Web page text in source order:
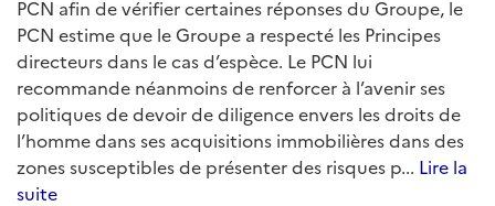
PCN afin de vérifier certaines réponses du Groupe, le
PCN estime que le Groupe a respecté les Principes
directeurs dans le cas d’espèce. Le PCN lui
recommande néanmoins de renforcer à l’avenir ses
politiques de devoir de diligence envers les droits de
l’homme dans ses acquisitions immobilières dans des
zones susceptibles de présenter des risques p... Lire la
suite